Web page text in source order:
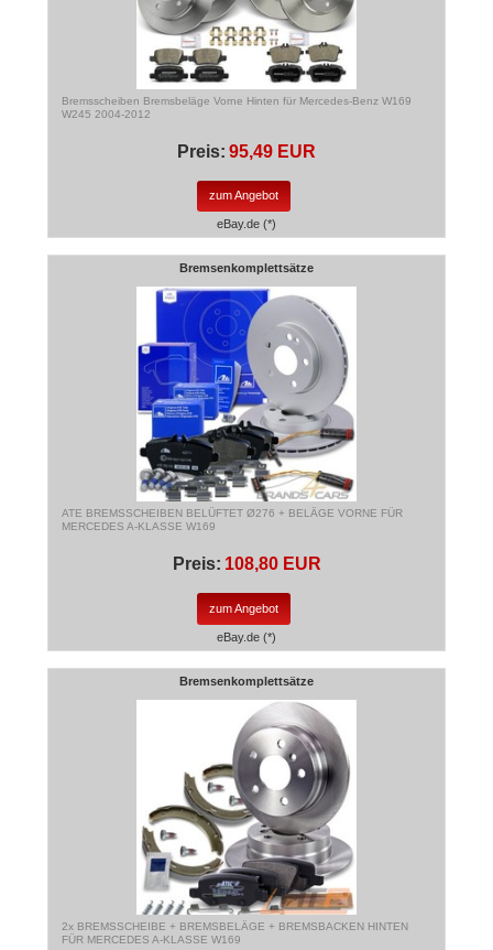
Bremsscheiben Bremsbeläge Vorne Hinten für Mercedes-Benz W169
W245 2004-2012
Preis: 95,49 EUR
zum Angebot
eBay.de (*)
Bremsenkomplettsätze
ATE BREMSSCHEIBEN BELÜFTET Ø276 + BELÄGE VORNE FÜR
MERCEDES A-KLASSE W169
Preis: 108,80 EUR
zum Angebot
eBay.de (*)
Bremsenkomplettsätze
2x BREMSSCHEIBE + BREMSBELÄGE + BREMSBACKEN HINTEN
FÜR MERCEDES A-KLASSE W169